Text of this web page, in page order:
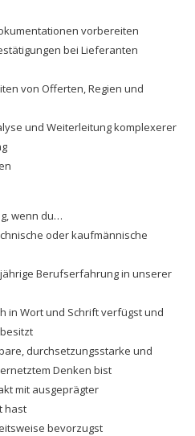
vorbereiten
bei Lieferanten
von Offerten, Regien und
und Weiterleitung komplexerer
wenn du…
oder kaufmännische
Berufserfahrung in unserer
in Wort und Schrift verfügst und
durchsetzungsstarke und
Denken bist
mit ausgeprägter
hast
bevorzugst